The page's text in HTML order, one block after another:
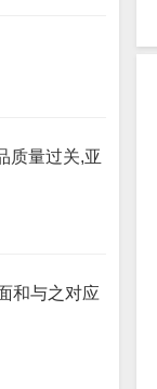
质量过关,亚
和与之对应